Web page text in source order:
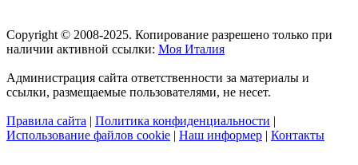
Copyright © 2008-2025. Копирование разрешено только при
наличии активной ссылки: Моя Италия
Администрация сайта ответственности за материалы и
ссылки, размещаемые пользователями, не несет.
Правила сайта | Политика конфиденциальности |
Использование файлов cookie | Наш информер | Контакты